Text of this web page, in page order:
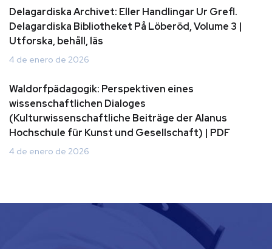
Delagardiska Archivet: Eller Handlingar Ur Grefl.
Delagardiska Bibliotheket På Löberöd, Volume 3 |
Utforska, behåll, läs
4 de enero de 2026
Waldorfpädagogik: Perspektiven eines
wissenschaftlichen Dialoges
(Kulturwissenschaftliche Beiträge der Alanus
Hochschule für Kunst und Gesellschaft) | PDF
4 de enero de 2026